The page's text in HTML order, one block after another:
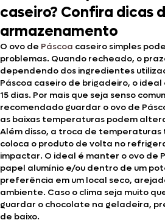
caseiro? Confira dicas
armazenamento
O ovo de Páscoa caseiro simples
problemas. Quando recheado, o
dependendo dos ingredientes
Páscoa caseiro de brigadeiro, o
15 dias. Por mais que seja senso
recomendado guardar o ovo de
as baixas temperaturas podem
Além disso, a troca de
coloca o produto de volta no
impactar. O ideal é manter o ovo de
papel alumínio e/ou dentro de um
preferência em um local seco,
ambiente. Caso o clima seja muito
guardar o chocolate na geladeira,
de baixo.